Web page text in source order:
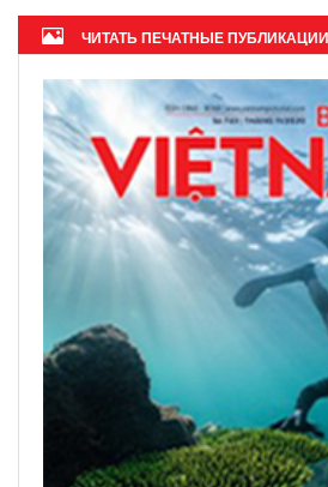
ЧИТАТЬ ПЕЧАТНЫЕ ПУБЛИКАЦИИ